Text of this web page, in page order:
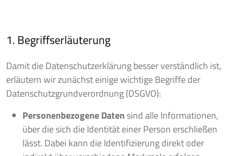
1. Begriffserläuterung
Damit die Datenschutzerklärung besser verständlich ist,
erläutern wir zunächst einige wichtige Begriffe der
Datenschutzgrundverordnung (DSGVO):
Personenbezogene Daten sind alle Informationen,
über die sich die Identität einer Person erschließen
lässt. Dabei kann die Identifizierung direkt oder